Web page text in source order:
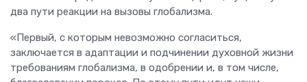
два пути реакции на вызовы глобализма.
«Первый, с которым невозможно согласиться,
заключается в адаптации и подчинении духовной жизни
требованиям глобализма, в одобрении и, в том числе,